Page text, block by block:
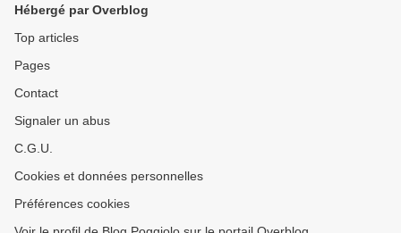
Hébergé par Overblog
Top articles
Pages
Contact
Signaler un abus
C.G.U.
Cookies et données personnelles
Préférences cookies